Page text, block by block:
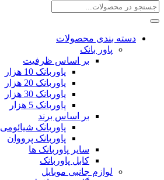
دسته بندی محصولات
پاور بانک
بر اساس ظرفیت
پاوربانک 10 هزار
پاوربانک 20 هزار
پاوربانک 30 هزار
پاوربانک 5 هزار
بر اساس برند
پاوربانک شیائومی
پاوربانک پرووان
سایر پاوربانک ها
کابل پاوربانک
لوازم جانبی موبایل